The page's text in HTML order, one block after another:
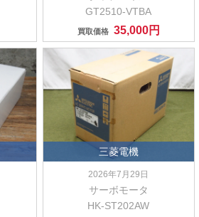
GT2510-VTBA
買取価格 35,000円
三菱電機
2026年7月29日
サーボモータ
HK-ST202AW